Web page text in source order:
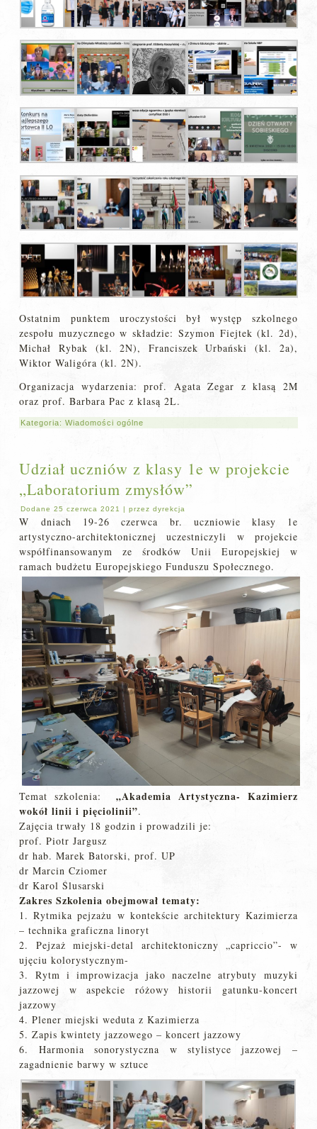
Ostatnim punktem uroczystości był występ szkolnego
zespołu muzycznego w składzie: Szymon Fiejtek (kl. 2d),
Michał Rybak (kl. 2N), Franciszek Urbański (kl. 2a),
Wiktor Waligóra (kl. 2N).
Organizacja wydarzenia: prof. Agata Zegar z klasą 2M
oraz prof. Barbara Pac z klasą 2L.
Kategoria:Wiadomości ogólne
Udział uczniów z klasy 1e w projekcie
„Laboratorium zmysłów”
Dodane 25 czerwca 2021 |przez dyrekcja
W dniach 19-26 czerwca br. uczniowie klasy 1e
artystyczno-architektonicznej uczestniczyli w projekcie
współfinansowanym ze środków Unii Europejskiej w
ramach budżetu Europejskiego Funduszu Społecznego.
Temat szkolenia: „Akademia Artystyczna- Kazimierz
wokół linii i pięciolinii”.
Zajęcia trwały 18 godzin i prowadzili je:
prof. Piotr Jargusz
dr hab. Marek Batorski, prof. UP
dr Marcin Cziomer
dr Karol Ślusarski
Zakres Szkolenia obejmował tematy:
1. Rytmika pejzażu w kontekście architektury Kazimierza
– technika graficzna linoryt
2. Pejzaż miejski-detal architektoniczny „capriccio”- w
ujęciu kolorystycznym-
3. Rytm i improwizacja jako naczelne atrybuty muzyki
jazzowej w aspekcie różowy historii gatunku-koncert
jazzowy
4. Plener miejski weduta z Kazimierza
5. Zapis kwintety jazzowego – koncert jazzowy
6. Harmonia sonorystyczna w stylistyce jazzowej –
zagadnienie barwy w sztuce